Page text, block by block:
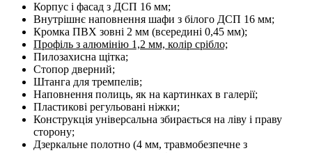
Корпус і фасад з ДСП 16 мм;
Внутрішнє наповнення шафи з білого ДСП 16 мм;
Кромка ПВХ зовні 2 мм (всередині 0,45 мм);
Профіль з алюмінію 1,2 мм, колір срібло;
Пилозахисна щітка;
Cтопор дверний;
Штанга для тремпелів;
Наповнення полиць, як на картинках в галерії;
Пластикові регульовані ніжки;
Конструкція універсальна збирається на ліву і праву
сторону;
Дзеркальне полотно (4 мм, травмобезпечне з